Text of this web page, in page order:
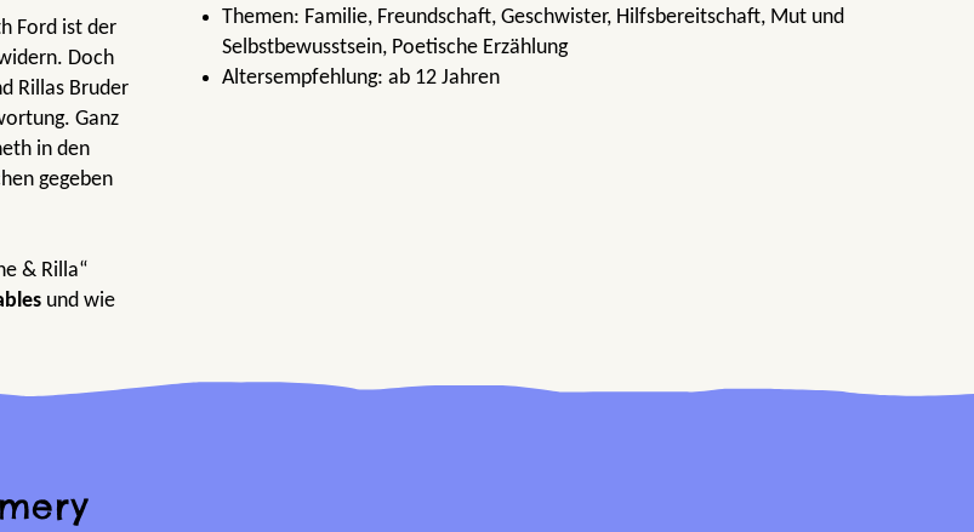
Ford ist der
Doch
Rillas Bruder
Ganz
in den
gegeben
& Rilla“
und wie
Themen: Familie, Freundschaft, Geschwister, Hilfsbereitschaft, Mut und
Selbstbewusstsein, Poetische Erzählung
Altersempfehlung: ab 12 Jahren